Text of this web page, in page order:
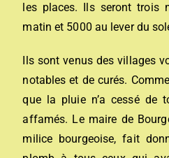
les places. Ils seront trois
matin et 5000 au lever du
Ils sont venus des villages
notables et de curés.
que la pluie n’a cessé de
affamés. Le maire de
milice bourgeoise, fait